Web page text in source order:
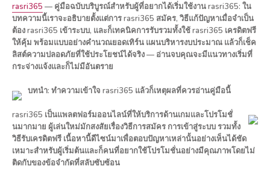
rasri365 — คู่มือฉบับบริบูรณ์สำหรับผู้ที่อยากได้เริ่มใช้งาน rasri365: ใน
บทความนี้เราจะอธิบายตั้งแต่การ rasri365 สมัคร, วิธีแก้ปัญหาเมื่อจำเป็น
ต้อง rasri365 เข้าระบบ, และก็เทคนิคการรับรวมทั้งใช้ rasri365 เครดิตฟรี
ให้คุ้ม พร้อมแบบอย่างคำนวณยอดเทิร์น แผนบริหารงบประมาณ แล้วก็เช็ค
ลิสต์ความปลอดภัยที่ใช้ประโยชน์ได้จริง — อ่านจบคุณจะมีแนวทางเริ่มที่
กระจ่างแจ้งและก็ไม่มีอันตราย
บทนำ: ทำความเข้าใจ rasri365 แล้วก็เหตุผลที่ควรอ่านคู่มือนี้
rasri365 เป็นแพลตฟอร์มออนไลน์ที่ให้บริการด้านเกมและโปรโมชั่
นมากมาย ผู้เล่นใหม่มักสงสัยเรื่องวิธีการสมัคร การเข้าสู่ระบบ รวมทั้ง
วิธีรับเครดิตฟรี เนื้อหานี้ดีไซน์มาเพื่อตอบปัญหาเหล่านั้นอย่างเห็นได้ชัด
เหมาะสำหรับผู้เริ่มต้นและก็คนที่อยากใช้โปรโมชั่นอย่างมีคุณภาพโดยไม่
ติดกับของข้อจำกัดที่สลับซับซ้อน